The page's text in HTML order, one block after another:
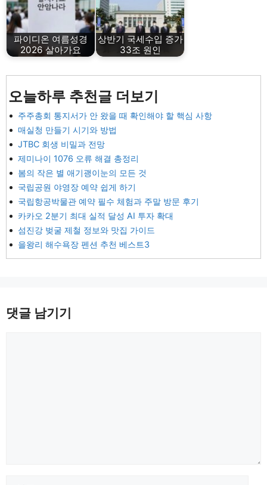
파이디온 여름성경
2026 살아가요
상반기 국세수입 증가
33조 원인
오늘하루 추천글 더보기
주주총회 통지서가 안 왔을 때 확인해야 할 핵심 사항
매실청 만들기 시기와 방법
JTBC 회생 비밀과 전망
제미나이 1076 오류 해결 총정리
봄의 작은 별 애기괭이눈의 모든 것
국립공원 야영장 예약 쉽게 하기
국립항공박물관 예약 필수 체험과 주말 방문 후기
카카오 2분기 최대 실적 달성 AI 투자 확대
섬진강 벚굴 제철 정보와 맛집 가이드
을왕리 해수욕장 펜션 추천 베스트3
댓글 남기기